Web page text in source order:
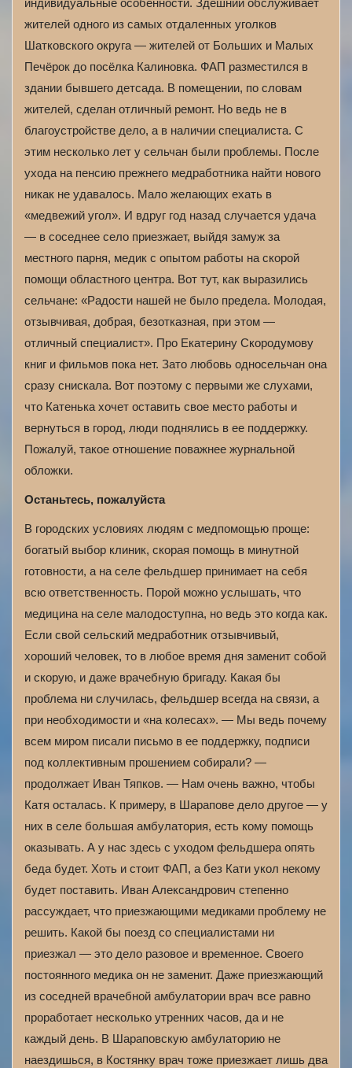
индивидуальные особенности. Здешний обслуживает
жителей одного из самых отдаленных уголков
Шатковского округа — жителей от Больших и Малых
Печёрок до посёлка Калиновка. ФАП разместился в
здании бывшего детсада. В помещении, по словам
жителей, сделан отличный ремонт. Но ведь не в
благоустройстве дело, а в наличии специалиста. С
этим несколько лет у сельчан были проблемы. После
ухода на пенсию прежнего медработника найти нового
никак не удавалось. Мало желающих ехать в
«медвежий угол». И вдруг год назад случается удача
— в соседнее село приезжает, выйдя замуж за
местного парня, медик с опытом работы на скорой
помощи областного центра. Вот тут, как выразились
сельчане: «Радости нашей не было предела. Молодая,
отзывчивая, добрая, безотказная, при этом —
отличный специалист». Про Екатерину Скородумову
книг и фильмов пока нет. Зато любовь односельчан она
сразу снискала. Вот поэтому с первыми же слухами,
что Катенька хочет оставить свое место работы и
вернуться в город, люди поднялись в ее поддержку.
Пожалуй, такое отношение поважнее журнальной
обложки.
Останьтесь, пожалуйста
В городских условиях людям с медпомощью проще:
богатый выбор клиник, скорая помощь в минутной
готовности, а на селе фельдшер принимает на себя
всю ответственность. Порой можно услышать, что
медицина на селе малодоступна, но ведь это когда как.
Если свой сельский медработник отзывчивый,
хороший человек, то в любое время дня заменит собой
и скорую, и даже врачебную бригаду. Какая бы
проблема ни случилась, фельдшер всегда на связи, а
при необходимости и «на колесах». — Мы ведь почему
всем миром писали письмо в ее поддержку, подписи
под коллективным прошением собирали? —
продолжает Иван Тяпков. — Нам очень важно, чтобы
Катя осталась. К примеру, в Шарапове дело другое — у
них в селе большая амбулатория, есть кому помощь
оказывать. А у нас здесь с уходом фельдшера опять
беда будет. Хоть и стоит ФАП, а без Кати укол некому
будет поставить. Иван Александрович степенно
рассуждает, что приезжающими медиками проблему не
решить. Какой бы поезд со специалистами ни
приезжал — это дело разовое и временное. Своего
постоянного медика он не заменит. Даже приезжающий
из соседней врачебной амбулатории врач все равно
проработает несколько утренних часов, да и не
каждый день. В Шараповскую амбулаторию не
наездишься, в Костянку врач тоже приезжает лишь два